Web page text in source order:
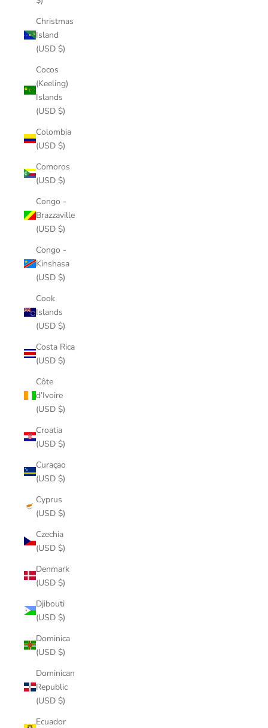
Christmas
Island
(USD $)
Cocos
(Keeling)
Islands
(USD $)
Colombia
(USD $)
Comoros
(USD $)
Congo -
Brazzaville
(USD $)
Congo -
Kinshasa
(USD $)
Cook
Islands
(USD $)
Costa Rica
(USD $)
Côte
d’Ivoire
(USD $)
Croatia
(USD $)
Curaçao
(USD $)
Cyprus
(USD $)
Czechia
(USD $)
Denmark
(USD $)
Djibouti
(USD $)
Dominica
(USD $)
Dominican
Republic
(USD $)
Ecuador